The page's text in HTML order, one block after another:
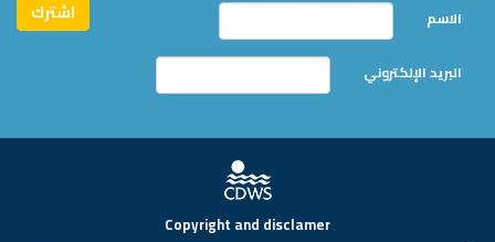
الاسم
البريد الإلكتروني
Copyright and disclamer